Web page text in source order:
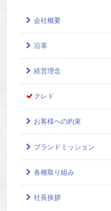
会社概要
沿革
経営理念
クレド
お客様への約束
ブランドミッション
各種取り組み
社長挨拶